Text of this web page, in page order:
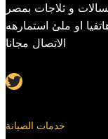
و ثلاجات بمصر
او ملئ استمارهه
الاتصال مجانا
Twitter
خدمات الصيانة